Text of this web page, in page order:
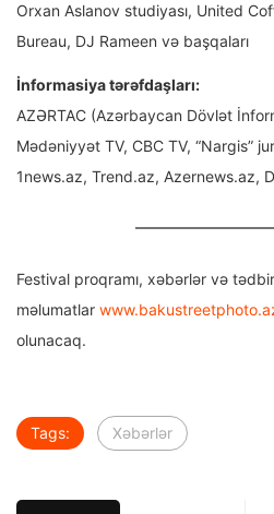
Orxan Aslanov studiyası, United
Bureau, DJ Rameen və başqaları
İnformasiya tərəfdaşları:
AZƏRTAC (Azərbaycan Dövlət
Mədəniyyət TV, CBC TV, “Nargis”
1news.az, Trend.az, Azernews.az,
Festival proqramı, xəbərlər və
məlumatlar
olunacaq.
Tags: Xəbərlər